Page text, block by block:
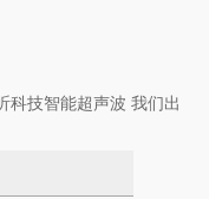
科技智能超声波 我们出